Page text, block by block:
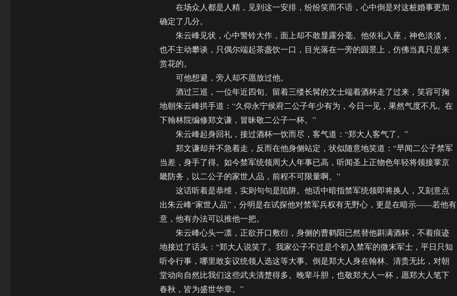
在场众人都是人精，见到这一安排，纷纷笑而不语，心中倒是对这桩婚事更加
确定了几分。
朱云峰见状，心中警铃大作，面上却不敢显露分毫。他依礼入座，神色淡淡，
也不主动攀谈，只偶尔端起茶盏饮一口，目光落在一旁的园景上，仿佛当真只是来
赏花的。
可他想避，旁人却不愿放过他。
酒过三巡，一位年近四旬、留着三缕长髯的文士端着酒杯走了过来，笑容可掬
地朝朱云峰拱手道：“久仰永宁侯府二公子年少有为，今日一见，果然气度不凡。在
下翰林院编修郑文谦，冒昧敬二公子一杯。”
朱云峰起身回礼，接过酒杯一饮而尽，客气道：“郑大人客气了。”
郑文谦却并不急着走，反而在他身侧站定，状似随意地笑道：“早闻二公子禁军
当差，身手了得。如今禁军统领周大人年事已高，听闻圣上正物色年轻将领接掌京
畿防务，以二公子的家世人品，前程不可限量啊。”
这话听着是恭维，实则句句是陷阱。他话中暗指禁军统领即将换人，又刻意点
出朱云峰“家世人品”，分明是在试探他对禁军兵权有无野心，更是在暗示——若他有
意，他有办法可以推他一把。
朱云峰心头一凛，正欲开口敷衍，身侧的曹鹤阳已然替他斟满酒杯，不着痕迹
地接过了话头：“郑大人说笑了。我家公子不过是个初入禁军的微末军士，平日只知
听令行事，哪里敢妄议统领人选这等大事。倒是郑大人身在翰林、清贵无比，对朝
堂动向自然比我们这些武夫清楚得多。晚辈斗胆，也敬郑大人一杯，愿郑大人笔下
春秋，皆为盛世华章。”